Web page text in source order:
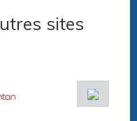
sites